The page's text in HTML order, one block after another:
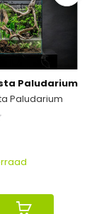
Paludarium
Paludarium